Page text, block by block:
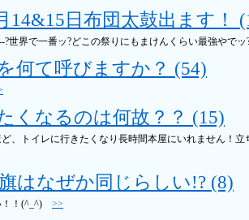
14&15日布団太鼓出ます！
世界で一番ッ?どこの祭りにもまけんくらい最強やで
何て呼びますか？ (54)
くなるのは何故？？ (15)
、トイレに行きたくなり長時間本屋にいれません！立
はなぜか同じらしい!? (8)
！！(^_^) >>